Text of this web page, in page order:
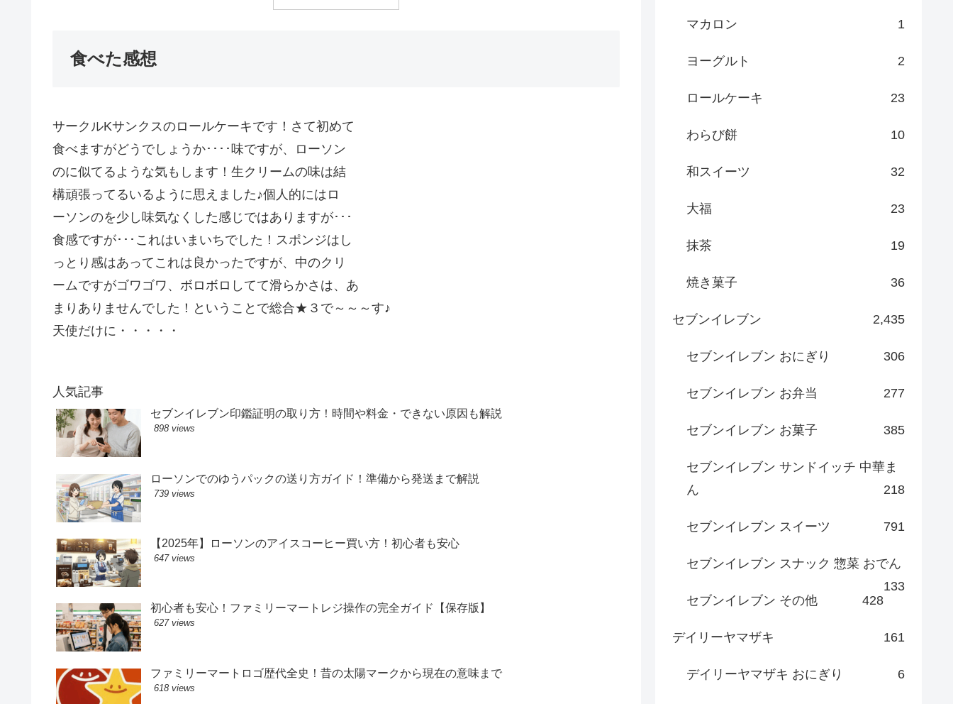
食べた感想
サークルKサンクスのロールケーキです！さて初めて
食べますがどうでしょうか････味ですが、ローソン
のに似てるような気もします！生クリームの味は結
構頑張ってるいるように思えました♪個人的にはロ
ーソンのを少し味気なくした感じではありますが･･･
食感ですが･･･これはいまいちでした！スポンジはし
っとり感はあってこれは良かったですが、中のクリ
ームですがゴワゴワ、ボロボロしてて滑らかさは、あ
まりありませんでした！ということで総合★３で～～～す♪
天使だけに・・・・・
人気記事
セブンイレブン印鑑証明の取り方！時間や料金・できない原因も解説
898 views
ローソンでのゆうパックの送り方ガイド！準備から発送まで解説
739 views
【2025年】ローソンのアイスコーヒー買い方！初心者も安心
647 views
初心者も安心！ファミリーマートレジ操作の完全ガイド【保存版】
627 views
ファミリーマートロゴ歴代全史！昔の太陽マークから現在の意味まで
618 views
マカロン 1
ヨーグルト 2
ロールケーキ 23
わらび餅 10
和スイーツ 32
大福 23
抹茶 19
焼き菓子 36
セブンイレブン 2,435
セブンイレブン おにぎり 306
セブンイレブン お弁当 277
セブンイレブン お菓子 385
セブンイレブン サンドイッチ 中華ま
ん
218
セブンイレブン スイーツ 791
セブンイレブン スナック 惣菜 おでん
133
セブンイレブン その他
428
デイリーヤマザキ 161
デイリーヤマザキ おにぎり 6